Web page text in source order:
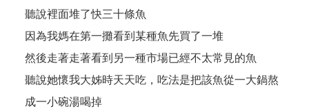
聽說裡面堆了快三十條魚
因為我媽在第一攤看到某種魚先買了一堆
然後走著走著看到另一種市場已經不太常見的魚
聽說她懷我大姊時天天吃，吃法是把該魚從一大鍋熬
成一小碗湯喝掉